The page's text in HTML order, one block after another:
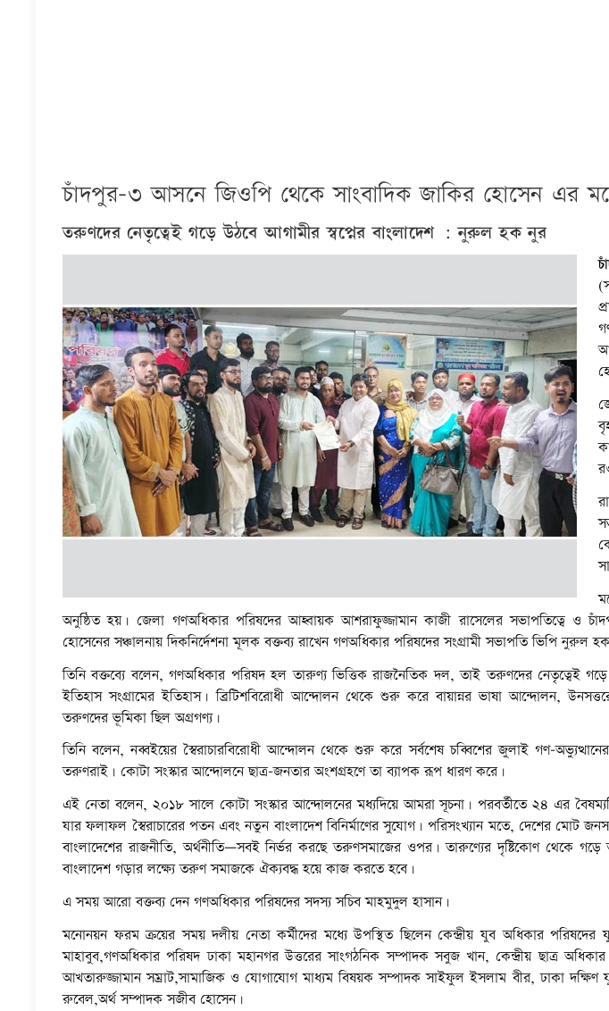
চাঁদপুর-৩ আসনে জিওপি থেকে সাংবাদিক জাকির হোসেন এর
তরুণদের নেতৃত্বেই গড়ে উঠবে আগামীর স্বপ্নের বাংলাদেশ : নুরুল হক নুর
অনুষ্ঠিত হয়। জেলা গণঅধিকার পরিষদের আহ্বায়ক আশরাফুজ্জামান কাজী রাসেলের সভাপতিত্বে ও
হোসেনের সঞ্চালনায় দিকনির্দেশনা মূলক বক্তব্য রাখেন গণঅধিকার পরিষদের সংগ্রামী সভাপতি ভিপি নুরুল
তিনি বক্তব্যে বলেন, গণঅধিকার পরিষদ হল তারুণ্য ভিত্তিক রাজনৈতিক দল, তাই তরুণদের নেতৃত্বেই গড়ে
ইতিহাস সংগ্রামের ইতিহাস। ব্রিটিশবিরোধী আন্দোলন থেকে শুরু করে বায়ান্নর ভাষা আন্দোলন,
তরুণদের ভূমিকা ছিল অগ্রগণ্য।
তিনি বলেন, নব্বইয়ের স্বৈরাচারবিরোধী আন্দোলন থেকে শুরু করে সর্বশেষ চব্বিশের জুলাই গণ-
তরুণরাই। কোটা সংস্কার আন্দোলনে ছাত্র-জনতার অংশগ্রহণে তা ব্যাপক রূপ ধারণ করে।
এই নেতা বলেন, ২০১৮ সালে কোটা সংস্কার আন্দোলনের মধ্যদিয়ে আমরা সূচনা। পরবর্তীতে ২৪ এর
যার ফলাফল স্বৈরাচারের পতন এবং নতুন বাংলাদেশ বিনির্মাণের সুযোগ। পরিসংখ্যান মতে, দেশের মোট
বাংলাদেশের রাজনীতি, অর্থনীতি—সবই নির্ভর করছে তরুণসমাজের ওপর। তারুণ্যের দৃষ্টিকোণ থেকে গড়ে
বাংলাদেশ গড়ার লক্ষ্যে তরুণ সমাজকে ঐক্যবদ্ধ হয়ে কাজ করতে হবে।
এ সময় আরো বক্তব্য দেন গণঅধিকার পরিষদের সদস্য সচিব মাহমুদুল হাসান।
মনোনয়ন ফরম ক্রয়ের সময় দলীয় নেতা কর্মীদের মধ্যে উপস্থিত ছিলেন কেন্দ্রীয় যুব অধিকার পরিষদের
মাহাবুব,গণঅধিকার পরিষদ ঢাকা মহানগর উত্তরের সাংগঠনিক সম্পাদক সবুজ খান, কেন্দ্রীয় ছাত্র অধিকার
আখতারুজ্জামান সম্রাট,সামাজিক ও যোগাযোগ মাধ্যম বিষয়ক সম্পাদক সাইফুল ইসলাম বীর, ঢাকা
রুবেল,অর্থ সম্পাদক সজীব হোসেন।